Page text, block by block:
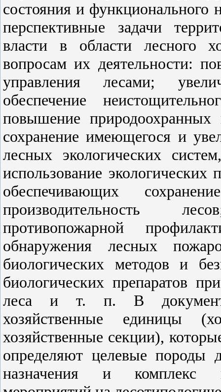
состояния и функционального
перспективные задачи
власти в области лесного
вопросам их деятельности:
управления лесами;
обеспечение
повышение
сохранение имеющегося и
лесных экологических
использование экологических
обеспечивающих
производительность
противопожарной
обнаружения лесных
биологических методов и
биологических препаратов
леса и т. п. В документе
хозяйственные единицы
хозяйственные секции),
определяют целевые породы
назначения и комплекс